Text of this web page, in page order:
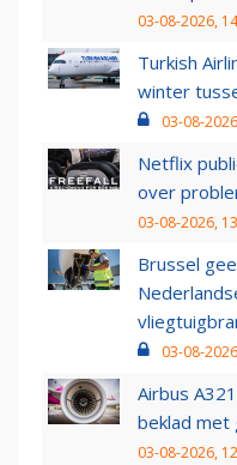
03-08-2026,
Turkish
winter
03-08-
Netflix
over
03-08-2026,
Brussel
03-08-
Airbus
beklad met
03-08-2026,